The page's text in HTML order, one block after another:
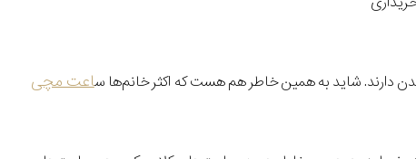
دارند. شاید به همین خاطر هم هست که اکثر خانم‌ها ساعت مچی